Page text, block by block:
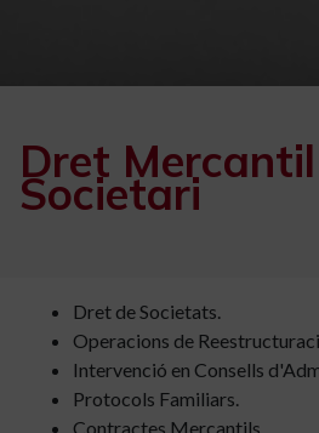
Dret
Societari
Dret de Societats.
Operacions de
Intervenció en Consells
Protocols Familiars.
Contractes Mercantils.